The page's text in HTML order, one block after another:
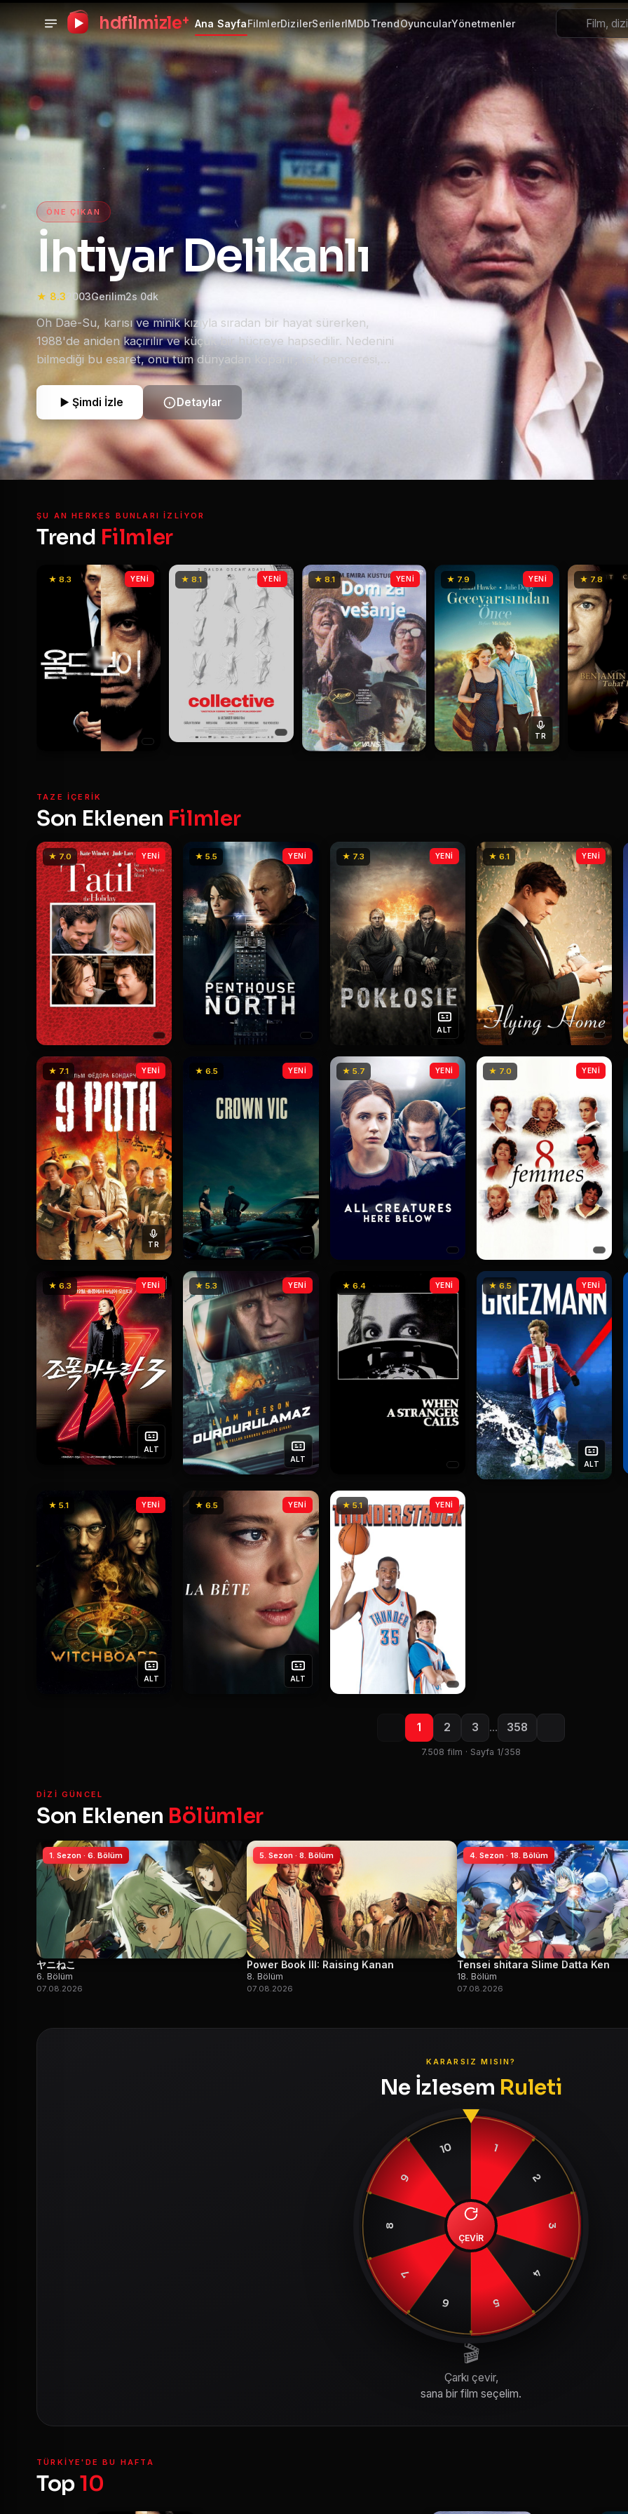
hdfilmizle+ Ana SayfaFilmlerDizilerSerilerIMDbTrendOyuncularYönetmenler
HD Film izle — HD Film İzle, 4K Türkçe Dublaj ve
ÖNE ÇIKAN
İhtiyar Delikanlı
★ 8.3 2003Gerilim2s 0dk
Oh Dae-Su, karısı ve minik kızıyla sıradan bir hayat sürerken,
1988'de aniden kaçırılır ve küçük bir hücreye hapsedilir. Nedenini
bilmediği bu esaret, onu tüm dünyadan koparır; tek penceresi,
hücresindeki televizyondur. Karısının cinayet haberlerini izlerken
dünyası başına yıkılır ve kendisinin baş şüpheli olduğunu anlar. Tam
15 yıl süren bu işkencenin ardından ansızın serbest bırakılan Oh
Dae-Su'nun tek amacı vardır: Kendisini buraya kilitleyen ve hayatını
altüst eden gizemli düşmanlarını bulup intikam almak. Ancak bu
yolculuk, onu tahmininden çok daha karmaşık bir gerçeğe
Şimdi İzle Detaylar
ŞU AN HERKES BUNLARI IZLIYOR
Trend Filmler
★ 8.3 YENİ ★ 8.1 YENİ ★ 8.1 YENİ ★ 7.9
TR
YENİ ★ 7.8
TAZE IÇERIK
Son Eklenen Filmler
★ 7.0 YENİ ★ 5.5 YENİ ★ 7.3
ALT
YENİ ★ 6.1 YENİ
★ 7.1
TR
YENİ ★ 6.5 YENİ ★ 5.7 YENİ ★ 7.0 YENİ
★ 6.3
ALT
YENİ ★ 5.3
ALT
YENİ ★ 6.4 YENİ ★ 6.5
ALT
YENİ
★ 5.1
ALT
YENİ ★ 6.5
ALT
YENİ ★ 5.1 YENİ
1 2 3 … 358
7.508 film · Sayfa 1/358
DIZI GÜNCEL
Son Eklenen Bölümler
1. Sezon · 6. Bölüm
ヤニねこ
6. Bölüm
07.08.2026
5. Sezon · 8. Bölüm
Power Book III: Raising Kanan
8. Bölüm
07.08.2026
4. Sezon · 18. Bölüm
Tensei shitara Slime Datta Ken
18. Bölüm
07.08.2026
KARARSIZ MISIN?
Ne İzlesem Ruleti
1
2
3
4
5
6
7
8
9
10
ÇEVİR
🎬
Çarkı çevir,
sana bir film seçelim.
TÜRKIYE'DE BU HAFTA
Top10